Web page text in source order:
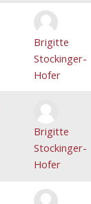
Brigitte
Stockinger-
Hofer
Brigitte
Stockinger-
Hofer